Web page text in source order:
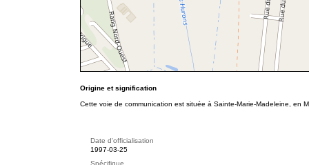
Origine et signification
Cette voie de communication est située à Sainte-Marie-Madeleine, en
Date d'officialisation
1997-03-25
Spécifique